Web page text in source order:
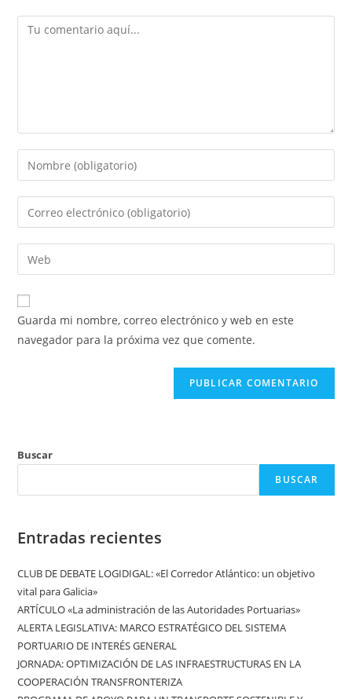
Comentario
Introduce
tu
nombre
de
usuario
para
comentar
Introduce
tu
dirección
de
electrónico
para
comentar
Introduce
la
URL
de
Guarda mi nombre, correo electrónico y web en este
navegador para la próxima vez que comente.
Buscar
BUSCAR
Entradas recientes
CLUB DE DEBATE LOGIDIGAL: «El Corredor Atlántico: un objetivo
vital para Galicia»
ARTÍCULO «La administración de las Autoridades Portuarias»
ALERTA LEGISLATIVA: MARCO ESTRATÉGICO DEL SISTEMA
PORTUARIO DE INTERÉS GENERAL
JORNADA: OPTIMIZACIÓN DE LAS INFRAESTRUCTURAS EN LA
COOPERACIÓN TRANSFRONTERIZA